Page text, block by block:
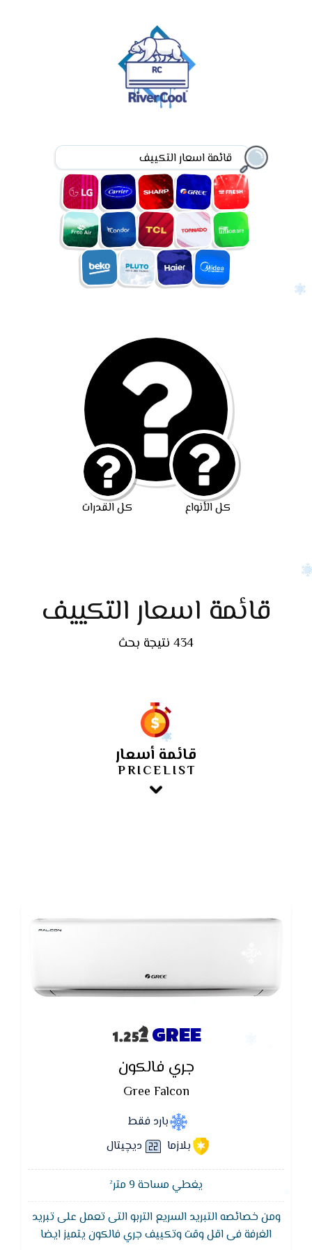
كل القدرات كل الأنواع
قائمة اسعار التكييف
434 نتيجة بحث
قائمة أسعار
PRICELIST
GREE
جري فالكون
Gree Falcon
بارد فقط
بلازما
ديچيتال
يغطي مساحة 9 متر²
ومن خصائصه التبريد السريع التربو التى تعمل على تبريد
الغرفة فى اقل وقت وتكييف جري فالكون يتميز ايضا